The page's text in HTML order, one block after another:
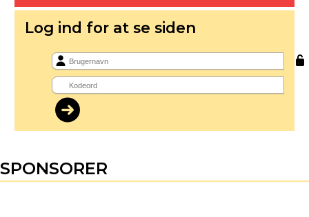
Log ind for at se siden
SPONSORER